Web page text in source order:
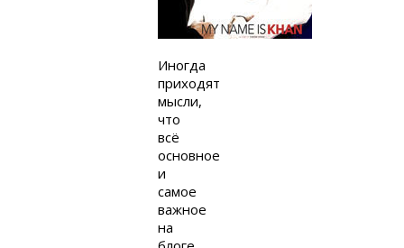
Иногда
приходят
мысли,
что
всё
основное
и
самое
важное
на